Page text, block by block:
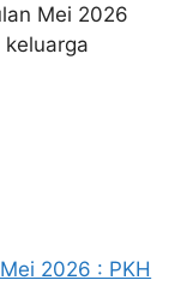
Mei 2026
2026 : PKH